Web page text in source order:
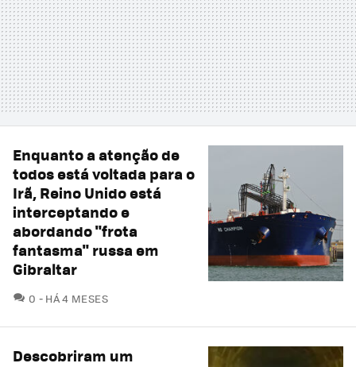
Enquanto a atenção de
todos está voltada para o
Irã, Reino Unido está
interceptando e
abordando "frota
fantasma" russa em
Gibraltar
0 COMENTÁRIOS
HÁ 4 MESES
Descobriram um